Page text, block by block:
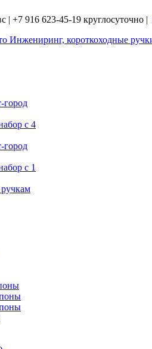
| +7 916 623-45-19 круглосуточно |
город
с 4
город
с 1